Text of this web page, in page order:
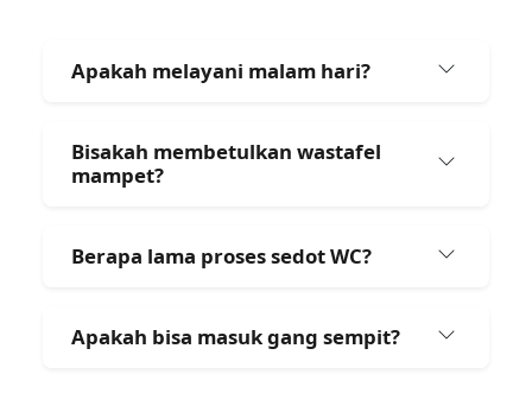
Apakah melayani malam hari?
Bisakah membetulkan wastafel
mampet?
Berapa lama proses sedot WC?
Apakah bisa masuk gang sempit?